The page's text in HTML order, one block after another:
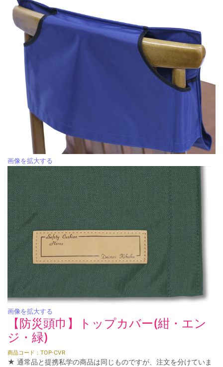
画像を拡大する
画像を拡大する
【防災頭巾】トップカバー(紺・エン
ジ・緑)
商品コード：TOP-CVR
★ 通常品と提携私学の商品は同じものですが、注文を分けていま